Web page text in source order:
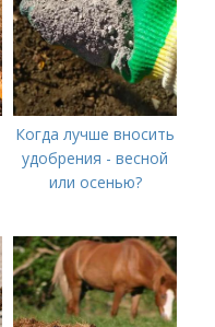
Когда лучше вносить
удобрения - весной
или осенью?